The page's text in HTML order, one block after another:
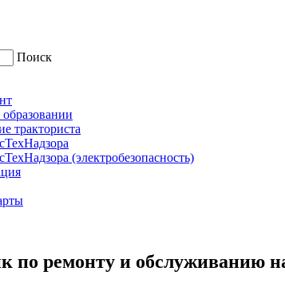
Поиск
тракториста
(электробезопасность)
по ре­мон­ту и об­слу­жива­нию